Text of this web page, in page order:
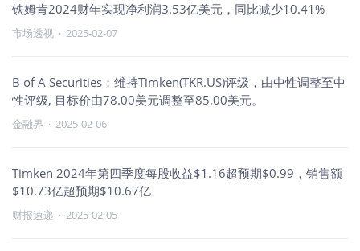
铁姆肯2024财年实现净利润3.53亿美元，同比减少10.41%
市场透视 · 2025-02-07
B of A Securities：维持Timken(TKR.US)评级，由中性调整至中
性评级, 目标价由78.00美元调整至85.00美元。
金融界 · 2025-02-06
Timken 2024年第四季度每股收益$1.16超预期$0.99，销售额
$10.73亿超预期$10.67亿
财报速递 · 2025-02-05